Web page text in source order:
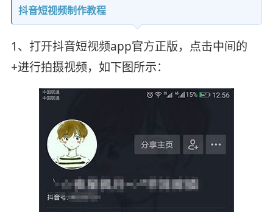
抖音短视频制作教程
1、打开抖音短视频app官方正版，点击中间的
+进行拍摄视频，如下图所示：